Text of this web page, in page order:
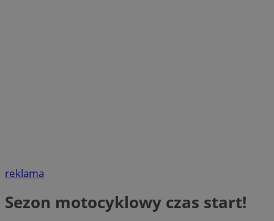
reklama
Sezon motocyklowy czas start!